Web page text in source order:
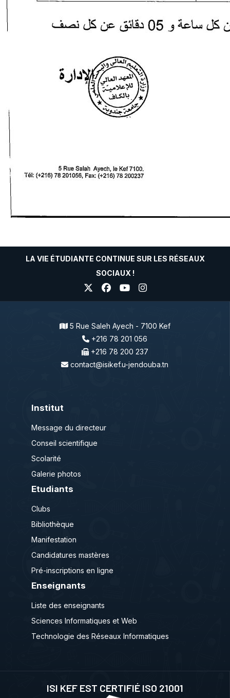
LA VIE ÉTUDIANTE CONTINUE SUR LES RÉSEAUX
SOCIAUX !
5 Rue Saleh Ayech - 7100 Kef
+216 78 201 056
+216 78 200 237
contact@isikef.u-jendouba.tn
Institut
Message du directeur
Conseil scientifique
Scolarité
Galerie photos
Etudiants
Clubs
Bibliothèque
Manifestation
Candidatures mastères
Pré-inscriptions en ligne
Enseignants
Liste des enseignants
Sciences Informatiques et Web
Technologie des Réseaux Informatiques
ISI KEF EST CERTIFIÉ ISO 21001